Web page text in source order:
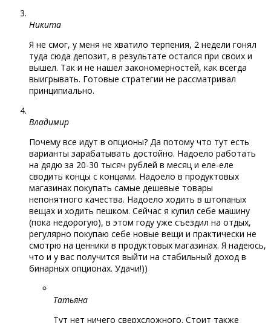
Никита
Я не смог, у меня не хватило терпения, 2 недели гонял
туда сюда депозит, в результате остался при своих и
вышел. Так и не нашел закономерностей, как всегда
выигрывать. Готовые стратегии не рассматривал
принципиально.
Владимир
Почему все идут в опционы? Да потому что тут есть
варианты зарабатывать достойно. Надоело работать
на дядю за 20-30 тысяч рублей в месяц и еле-еле
сводить концы с концами. Надоело в продуктовых
магазинах покупать самые дешевые товары
непонятного качества. Надоело ходить в штопаных
вещах и ходить пешком. Сейчас я купил себе машину
(пока недорогую), в этом году уже съездил на отдых,
регулярно покупаю себе новые вещи и практически не
смотрю на ценники в продуктовых магазинах. Я надеюсь,
что и у вас получится выйти на стабильный доход в
бинарных опционах. Удачи!))
Татьяна
Тут нет ничего сверхсложного. Стоит также